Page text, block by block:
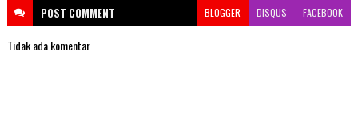
POST COMMENT BLOGGER DISQUS FACEBOOK
Tidak ada komentar